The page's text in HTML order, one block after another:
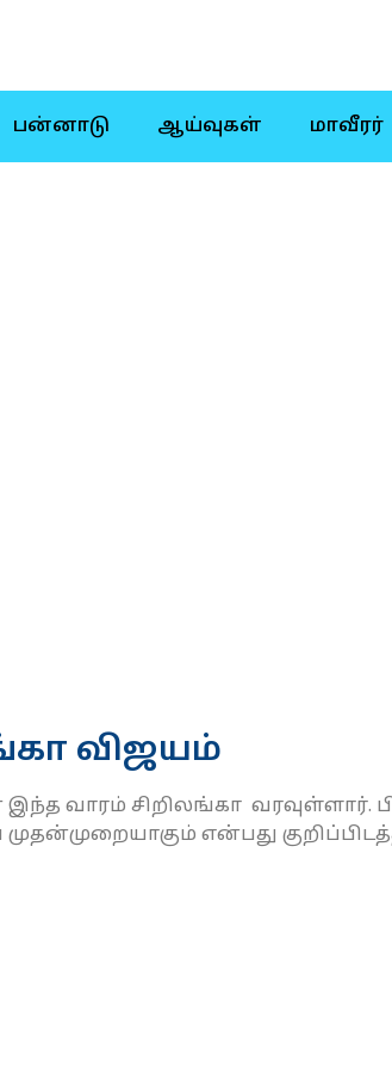
பன்னாடு ஆய்வுகள் மாவீரர்
விஜயம்
வாரம் சிறிலங்கா வரவுள்ளார்.
என்பது